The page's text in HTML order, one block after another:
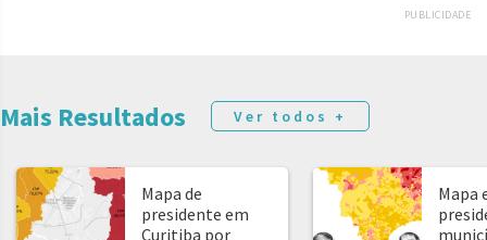
PUBLICIDADE
Mais Resultados Ver todos +
Mapa de
presidente em
Curitiba por
Mapa